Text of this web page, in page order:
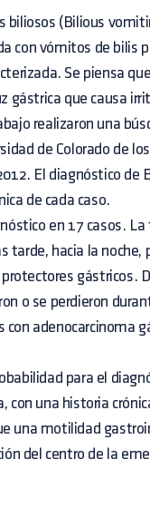
biliosos (Bilious
con vómitos de bilis
Se piensa
gástrica que causa
realizaron una
de Colorado de
El diagnóstico de
de cada caso.
en 17 casos.
tarde, hacia la noche,
gástricos.
o se perdieron
con adenocarcinoma
para el
con una historia
una motilidad
del centro de la